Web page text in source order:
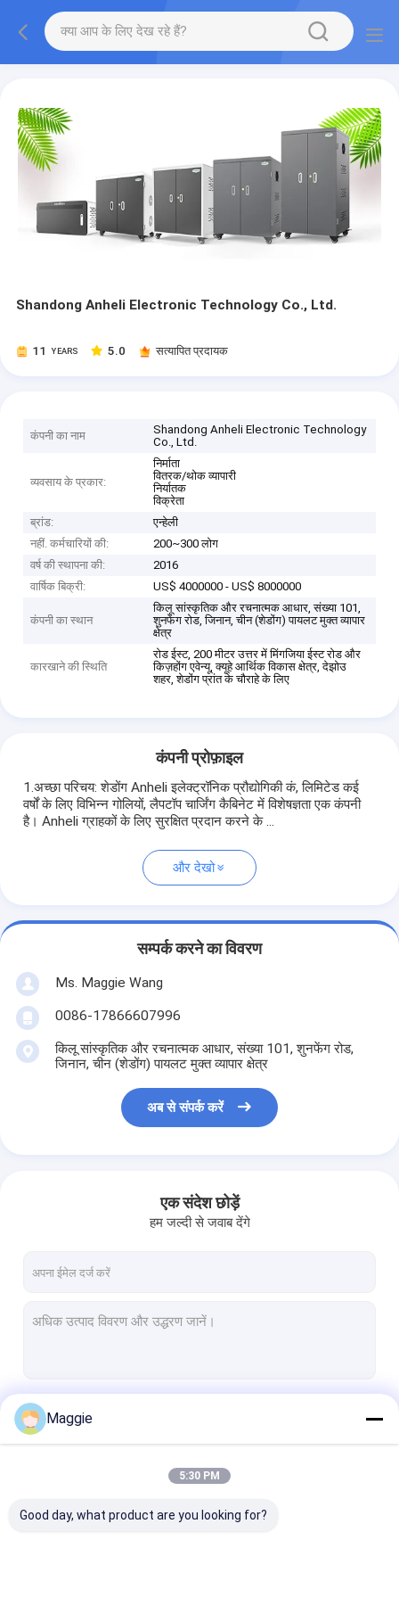
Shandong Anheli Electronic Technology Co., Ltd.
11 YEARS 5.0 सत्यापित प्रदायक
कंपनी का नाम
Shandong Anheli Electronic Technology
Co., Ltd.
व्यवसाय के प्रकार:
निर्माता
वितरक/थोक व्यापारी
निर्यातक
विक्रेता
ब्रांड:
एन्हेली
नहीं. कर्मचारियों की:
200~300 लोग
वर्ष की स्थापना की:
2016
वार्षिक बिक्री:
US$ 4000000 - US$ 8000000
कंपनी का स्थान
किलू सांस्कृतिक और रचनात्मक आधार, संख्या 101,
शुनफेंग रोड, जिनान, चीन (शेडोंग) पायलट मुक्त व्यापार
क्षेत्र
कारखाने की स्थिति
रोड ईस्ट, 200 मीटर उत्तर में मिंगजिया ईस्ट रोड और
किज़होंग एवेन्यू, क्यूहे आर्थिक विकास क्षेत्र, देझोउ
शहर, शेडोंग प्रांत के चौराहे के लिए
कंपनी प्रोफ़ाइल
1.अच्छा परिचय: शेडोंग Anheli इलेक्ट्रॉनिक प्रौद्योगिकी कं, लिमिटेड कई
वर्षों के लिए विभिन्न गोलियों, लैपटॉप चार्जिंग कैबिनेट में विशेषज्ञता एक कंपनी
है। Anheli ग्राहकों के लिए सुरक्षित प्रदान करने के ...
और देखो
सम्पर्क करने का विवरण
Ms. Maggie Wang
0086-17866607996
किलू सांस्कृतिक और रचनात्मक आधार, संख्या 101, शुनफेंग रोड,
जिनान, चीन (शेडोंग) पायलट मुक्त व्यापार क्षेत्र
अब से संपर्क करें
एक संदेश छोड़ें
हम जल्दी से जवाब देंगे
Maggie
5:30 PM
Good day, what product are you looking for?